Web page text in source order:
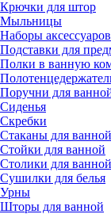
Крючки для штор
Мыльницы
Наборы аксессуаров
Подставки для
Полки в ванную
Поручни для
Сиденья
Скребки
Стаканы для ванной
Стойки для ванной
Столики для ванной
Сушилки для белья
Урны
Шторы для ванной